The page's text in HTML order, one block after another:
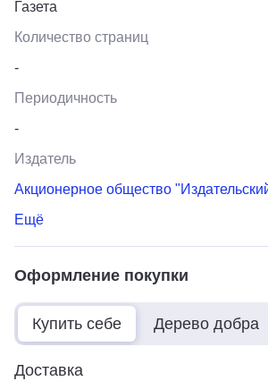
Газета
Количество страниц
-
Периодичность
-
Издатель
Акционерное общество
Ещё
Оформление покупки
Купить себе Дерево добра
Доставка